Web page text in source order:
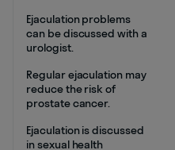
Ejaculation problems
can be discussed with a
urologist.
Regular ejaculation may
reduce the risk of
prostate cancer.
Ejaculation is discussed
in sexual health